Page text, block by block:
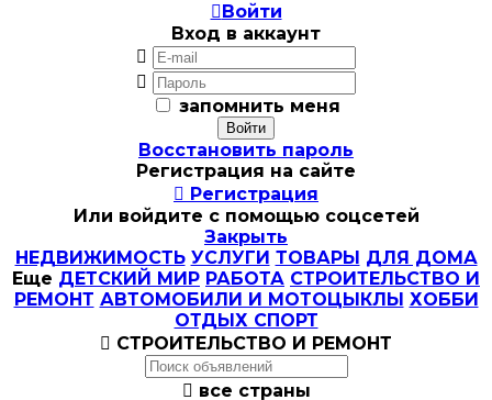
Войти
Вход в аккаунт


запомнить меня
Восстановить пароль
Регистрация на сайте
 Регистрация
Или войдите с помощью соцсетей
Закрыть
НЕДВИЖИМОСТЬ УСЛУГИ ТОВАРЫ ДЛЯ ДОМА
Еще ДЕТСКИЙ МИР РАБОТА СТРОИТЕЛЬСТВО И
РЕМОНТ АВТОМОБИЛИ И МОТОЦЫКЛЫ ХОББИ
ОТДЫХ СПОРТ
 СТРОИТЕЛЬСТВО И РЕМОНТ
 все страны